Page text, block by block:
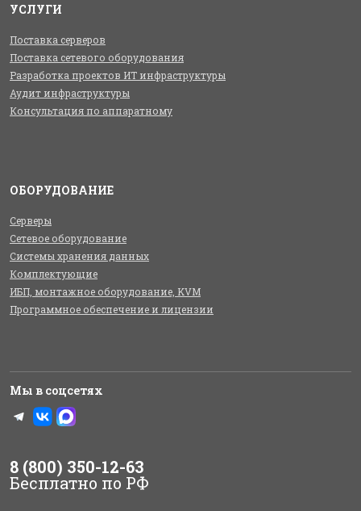
УСЛУГИ
Поставка серверов
Поставка сетевого оборудования
Разработка проектов ИТ инфраструктуры
Аудит инфраструктуры
Консультация по аппаратному
ОБОРУДОВАНИЕ
Серверы
Сетевое оборудование
Системы хранения данных
Комплектующие
ИБП, монтажное оборудование, KVM
Программное обеспечение и лицензии
Мы в соцсетях
8 (800) 350-12-63
Бесплатно по РФ